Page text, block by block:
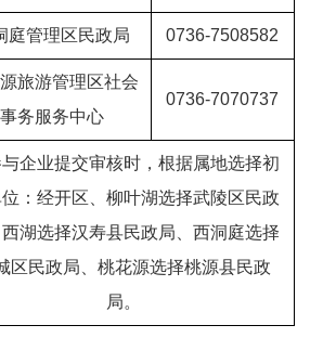
庭管理区民政局 0736-7508582
旅游管理区社会
事务服务中心
0736-7070737
企业提交审核时，根据属地选择初
：经开区、柳叶湖选择武陵区民政
西湖选择汉寿县民政局、西洞庭选择
区民政局、桃花源选择桃源县民政
局。